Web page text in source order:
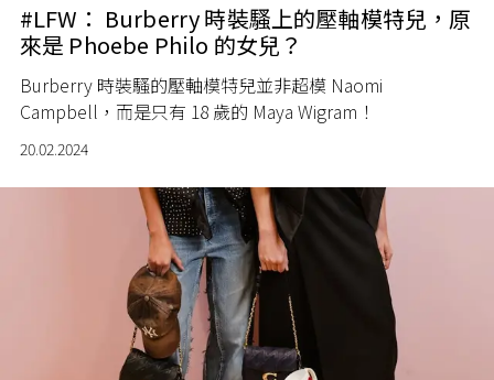
#LFW： Burberry 時裝騷上的壓軸模特兒，原
來是 Phoebe Philo 的女兒？
Burberry 時裝騷的壓軸模特兒並非超模 Naomi
Campbell，而是只有 18 歲的 Maya Wigram！
20.02.2024